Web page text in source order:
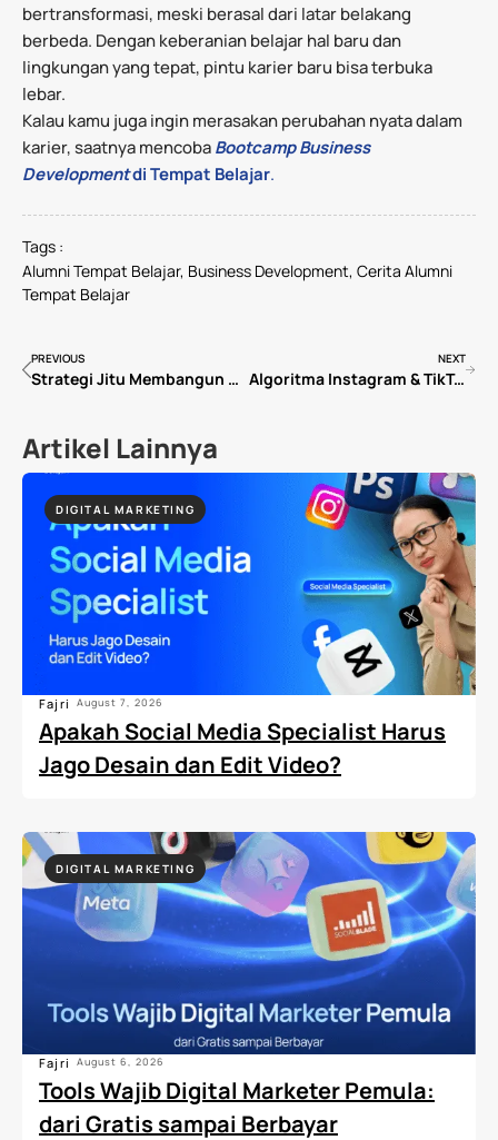
bertransformasi, meski berasal dari latar belakang
berbeda. Dengan keberanian belajar hal baru dan
lingkungan yang tepat, pintu karier baru bisa terbuka
lebar.
Kalau kamu juga ingin merasakan perubahan nyata dalam
karier, saatnya mencobaBootcamp Business
Developmentdi Tempat Belajar.
Tags :
Alumni Tempat Belajar, Business Development, Cerita Alumni
Tempat Belajar
PREVIOUS
Strategi Jitu Membangun Personal Branding untuk Human Resource Professional
NEXT
Algoritma Instagram & TikTok 2026: Cara Kerja dan Strategi Konten yang Efektif
Artikel Lainnya
DIGITAL MARKETING
Fajri August 7, 2026
Apakah Social Media Specialist Harus
Jago Desain dan Edit Video?
DIGITAL MARKETING
Fajri August 6, 2026
Tools Wajib Digital Marketer Pemula:
dari Gratis sampai Berbayar